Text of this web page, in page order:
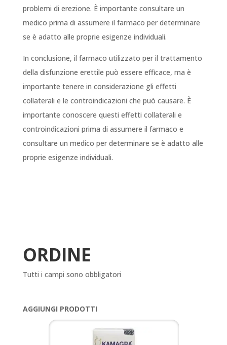
problemi di erezione. È importante consultare un
medico prima di assumere il farmaco per determinare
se è adatto alle proprie esigenze individuali.
In conclusione, il farmaco utilizzato per il trattamento
della disfunzione erettile può essere efficace, ma è
importante tenere in considerazione gli effetti
collaterali e le controindicazioni che può causare. È
importante conoscere questi effetti collaterali e
controindicazioni prima di assumere il farmaco e
consultare un medico per determinare se è adatto alle
proprie esigenze individuali.
ORDINE
Tutti i campi sono obbligatori
AGGIUNGI PRODOTTI